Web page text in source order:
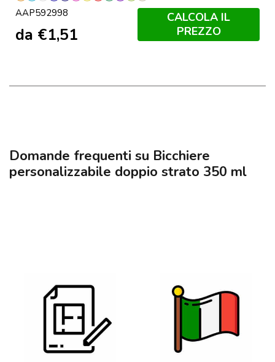
Scuro
Verde
AAP592998
da €1,51
CALCOLA IL
PREZZO
Domande frequenti su Bicchiere
personalizzabile doppio strato 350 ml